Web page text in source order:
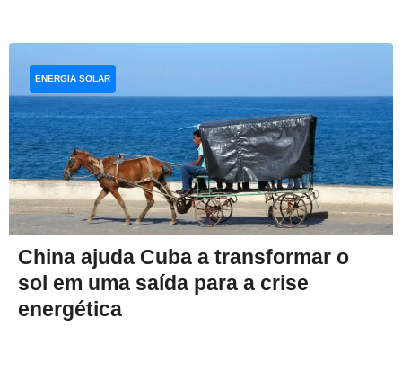
China ajuda Cuba a transformar o
sol em uma saída para a crise
energética
ENERGIA SOLAR